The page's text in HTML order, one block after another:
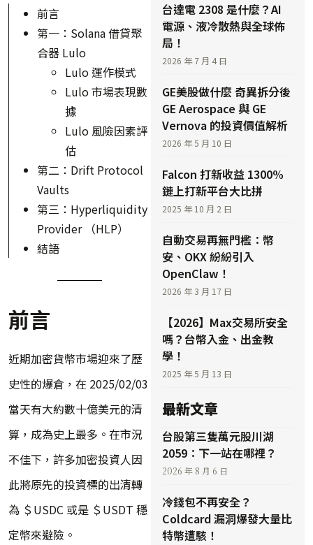
前言
第一：Solana 借貸聚
合器 Lulo
Lulo 運作模式
Lulo 市場表現數
據
Lulo 風險因素評
估
第二：Drift Protocol
Vaults
第三：Hyperliquidity
Provider （HLP）
結語
前言
近期加密貨幣市場迎來了歷
史性的爆倉，在 2025/02/03
當天有大約數十億美元的清
算，成為史上最多。在市況
不佳下，許多加密投資人因
此將原先的投資標的出清轉
為 ＄USDC 或是 ＄USDT 穩
定幣來避險。
台達電 2308 是什麼？AI
電源、液冷散熱與全球佈
局！
2026 年 7 月 4 日
GE美股做什麼 奇異拆分後
GE Aerospace 與 GE
Vernova 的投資價值解析
2026 年 5 月 10 日
Falcon 打新收益 1300%
鏈上打新平台大比拼
2025 年 10 月 2 日
自動交易再無門檻：幣
安、OKX 紛紛引入
OpenClaw！
2026 年 3 月 17 日
【2026】Max交易所安全
嗎？台幣入金、出金教
學！
2025 年 5 月 13 日
最新文章
台股第三隻萬元股川湖
2059：下一站在哪裡？
2026 年 8 月 6 日
冷錢包不再安全？
Coldcard 漏洞爆發大量比
特幣遭駭！